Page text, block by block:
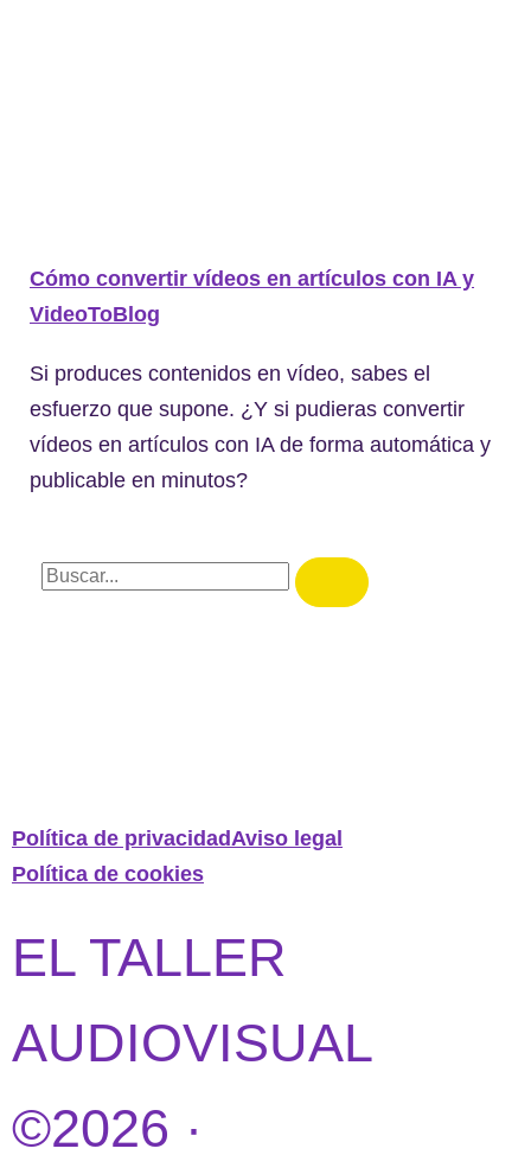
Cómo convertir vídeos en artículos con IA y
VideoToBlog
Si produces contenidos en vídeo, sabes el
esfuerzo que supone. ¿Y si pudieras convertir
vídeos en artículos con IA de forma automática y
publicable en minutos?
Política de privacidadAviso legal
Política de cookies
EL TALLER
AUDIOVISUAL
©2026 ·